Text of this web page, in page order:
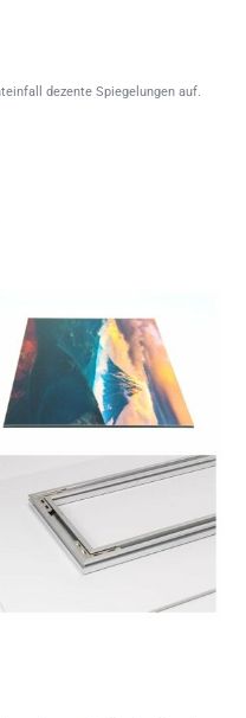
dezente Spiegelungen auf.